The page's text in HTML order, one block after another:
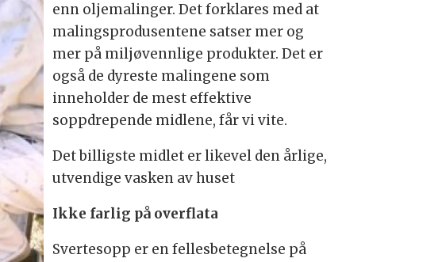
enn oljemalinger. Det forklares med at
malingsprodusentene satser mer og
mer på miljøvennlige produkter. Det er
også de dyreste malingene som
inneholder de mest effektive
soppdrepende midlene, får vi vite.
Det billigste midlet er likevel den årlige,
utvendige vasken av huset
Ikke farlig på overflata
Svertesopp er en fellesbetegnelse på